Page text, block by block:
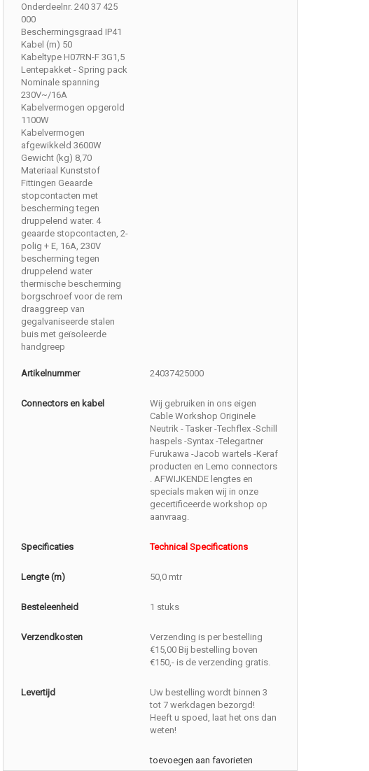
Onderdeelnr. 240 37 425
000
Beschermingsgraad IP41
Kabel (m) 50
Kabeltype H07RN-F 3G1,5
Lentepakket - Spring pack
Nominale spanning
230V~/16A
Kabelvermogen opgerold
1100W
Kabelvermogen
afgewikkeld 3600W
Gewicht (kg) 8,70
Materiaal Kunststof
Fittingen Geaarde
stopcontacten met
bescherming tegen
druppelend water. 4
geaarde stopcontacten, 2-
polig + E, 16A, 230V
bescherming tegen
druppelend water
thermische bescherming
borgschroef voor de rem
draaggreep van
gegalvaniseerde stalen
buis met geïsoleerde
handgreep
Artikelnummer 24037425000
Connectors en kabel
Wij gebruiken in ons eigen
Cable Workshop Originele
Neutrik - Tasker -Techflex -Schill
haspels -Syntax -Telegartner
Furukawa -Jacob wartels -Keraf
producten en Lemo connectors
. AFWIJKENDE lengtes en
specials maken wij in onze
gecertificeerde workshop op
aanvraag.
Specificaties Technical Specifications
Lengte (m) 50,0 mtr
Besteleenheid 1 stuks
Verzendkosten
Verzending is per bestelling
€15,00 Bij bestelling boven
€150,- is de verzending gratis.
Levertijd
Uw bestelling wordt binnen 3
tot 7 werkdagen bezorgd!
Heeft u spoed, laat het ons dan
weten!
toevoegen aan favorieten